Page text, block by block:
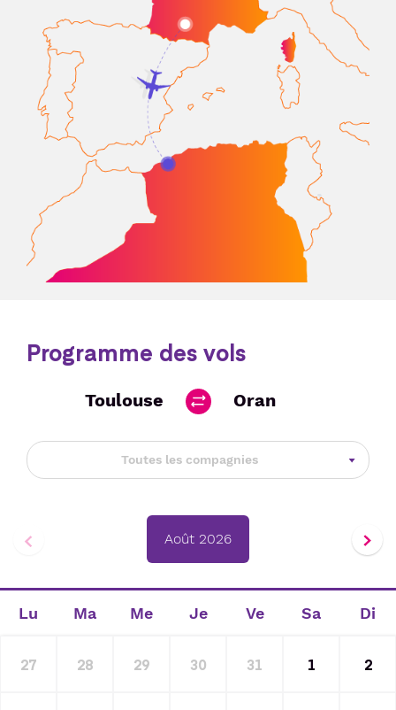
Programme des vols
Toulouse Oran
Toutes les compagnies
Août 2026
Lu Ma Me Je Ve Sa Di
27 28 29 30 31 1 2